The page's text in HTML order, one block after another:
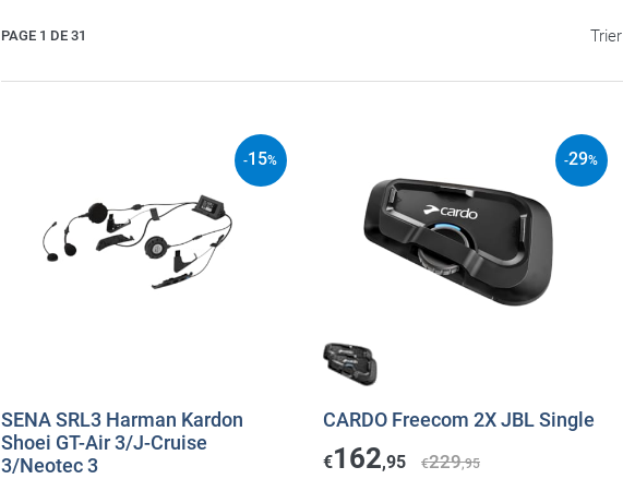
PAGE 1 DE 31 Trier
SENA SRL3 Harman Kardon
Shoei GT-Air 3/J-Cruise
3/Neotec 3
-15%
CARDO Freecom 2X JBL Single
€162,95 €229,95
-29%